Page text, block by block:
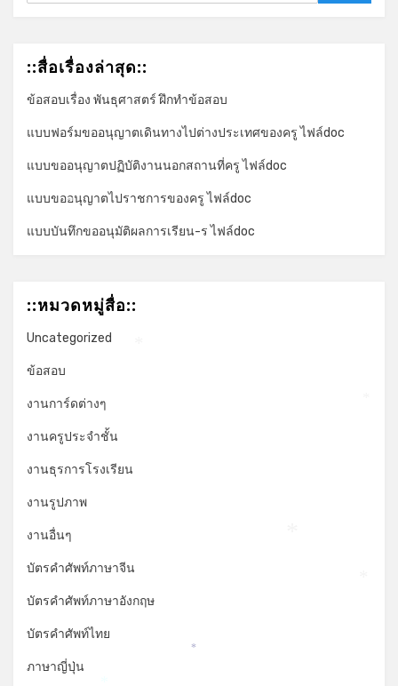
::สื่อเรื่องล่าสุด::
ข้อสอบเรื่อง พันธุศาสตร์ ฝึกทำข้อสอบ
แบบฟอร์มขออนุญาตเดินทางไปต่างประเทศของครู ไฟล์doc
แบบขออนุญาตปฏิบัติงานนอกสถานที่ครู ไฟล์doc
แบบขออนุญาตไปราชการของครู ไฟล์doc
แบบบันทึกขออนุมัติผลการเรียน-ร ไฟล์doc
::หมวดหมู่สื่อ::
Uncategorized
ข้อสอบ
งานการ์ดต่างๆ
งานครูประจำชั้น
งานธุรการโรงเรียน
งานรูปภาพ
งานอื่นๆ
บัตรคำศัพท์ภาษาจีน
บัตรคำศัพท์ภาษาอังกฤษ
บัตรคำศัพท์ไทย
ภาษาญี่ปุ่น